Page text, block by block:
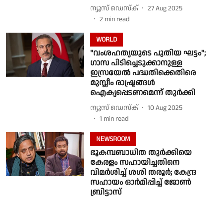
ന്യൂസ് ഡെസ്ക്
27 Aug 2025
2 min read
WORLD
"വംശഹത്യയുടെ പുതിയ ഘട്ടം";
ഗാസ പിടിച്ചെടുക്കാനുള്ള
ഇസ്രയേല്‍ പദ്ധതിക്കെതിരെ
മുസ്ലീം രാഷ്ട്രങ്ങൾ
ഐക്യപ്പെടണമെന്ന് തുർക്കി
ന്യൂസ് ഡെസ്ക്
10 Aug 2025
1 min read
NEWSROOM
ഭൂകമ്പബാധിത തുർക്കിയെ
കേരളം സഹായിച്ചതിനെ
വിമർശിച്ച് ശശി തരൂര്‍; കേന്ദ്ര
സഹായം ഓർമിപ്പിച്ച് ജോണ്‍
ബ്രിട്ടാസ്